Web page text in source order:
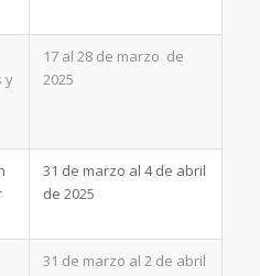
y
17 al 28 de marzo de
2025
31 de marzo al 4 de abril
de 2025
31 de marzo al 2 de abril